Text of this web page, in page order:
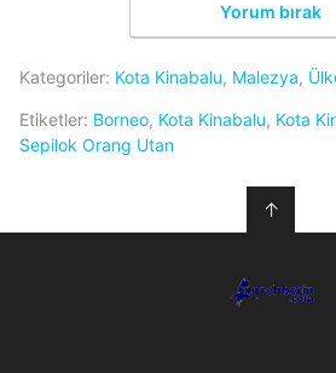
Yorum bırak
Kategoriler: Kota Kinabalu, Malezya,
Etiketler: Borneo, Kota Kinabalu, Kota
Sepilok Orang Utan
↑